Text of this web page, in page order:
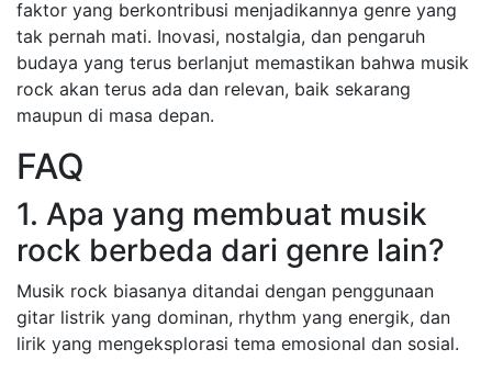
faktor yang berkontribusi menjadikannya genre yang
tak pernah mati. Inovasi, nostalgia, dan pengaruh
budaya yang terus berlanjut memastikan bahwa musik
rock akan terus ada dan relevan, baik sekarang
maupun di masa depan.
FAQ
1. Apa yang membuat musik
rock berbeda dari genre lain?
Musik rock biasanya ditandai dengan penggunaan
gitar listrik yang dominan, rhythm yang energik, dan
lirik yang mengeksplorasi tema emosional dan sosial.